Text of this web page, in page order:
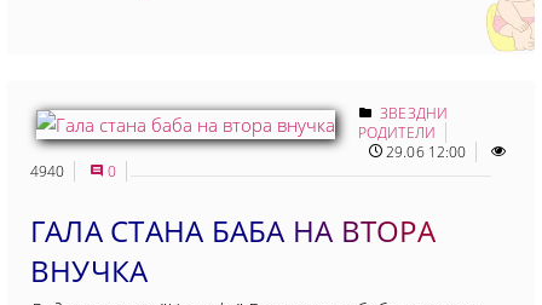
ЗВЕЗДНИ
РОДИТЕЛИ
29.06 12:00
4940
0
ГАЛА СТАНА БАБА НА ВТОРА
ВНУЧКА